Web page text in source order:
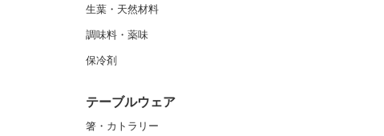
生葉・天然材料
調味料・薬味
保冷剤
テーブルウェア
箸・カトラリー